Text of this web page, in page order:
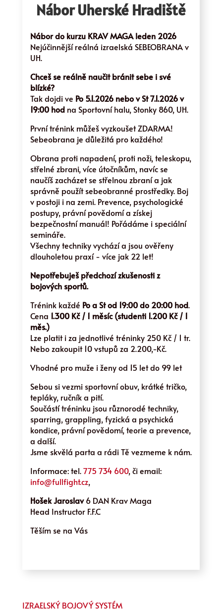
Nábor Uherské Hradiště
Nábor do kurzu KRAV MAGA leden 2026
Nejúčinnější reálná izraelská SEBEOBRANA v
UH.
Chceš se reálně naučit bránit sebe i své
blízké?
Tak dojdi ve Po 5.1.2026 nebo v St 7.1.2026 v
19:00 hodna Sportovní halu, Stonky 860, UH.
První trénink můžeš vyzkoušet ZDARMA!
Sebeobrana je důležitá pro každého!
Obrana proti napadení, proti noži, teleskopu,
střelné zbrani, více útočníkům, navíc se
naučíš zacházet se střelnou zbraní a jak
správně použít sebeobranné prostředky. Boj
v postoji i na zemi. Prevence, psychologické
postupy, právní povědomí a získej
bezpečnostní manuál! Pořádáme i speciální
semináře.
Všechny techniky vychází a jsou ověřeny
dlouholetou praxí - více jak 22 let!
Nepotřebuješ předchozí zkušenosti z
bojových sportů.
Trénink každé Po a St od 19:00 do 20:00 hod.
Cena 1.300 Kč / 1 měsíc (studenti 1.200 Kč / 1
měs.)
Lze platit i za jednotlivé tréninky 250 Kč / 1 tr.
Nebo zakoupit 10 vstupů za 2.200,-Kč.
Vhodné pro muže i ženy od 15 let do 99 let
Sebou si vezmi sportovní obuv, krátké tričko,
tepláky, ručník a pití.
Součástí tréninku jsou různorodé techniky,
sparring, grappling, fyzická a psychická
kondice, právní povědomí, teorie a prevence,
a další.
Jsme skvělá parta a rádi Tě vezmeme k nám.
Informace: tel.775 734 600, či email:
info@fullfight.cz,
Hošek Jaroslav6 DAN Krav Maga
Head Instructor F.F.C
Těším se na Vás
IZRAELSKÝ BOJOVÝ SYSTÉM